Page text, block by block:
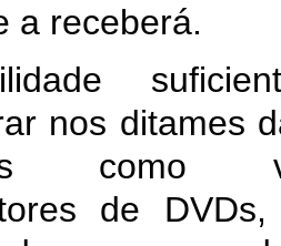
a receberá.
nos ditames
como
de